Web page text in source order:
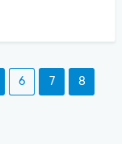
6 7 8